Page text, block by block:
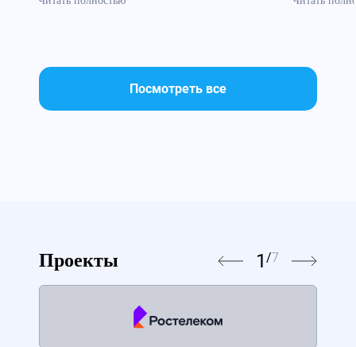
Посмотреть все
Проекты 1 /7